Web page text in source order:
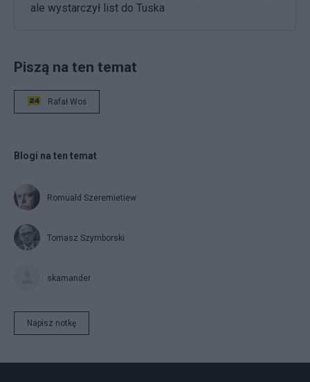
ale wystarczył list do Tuska
Piszą na ten temat
Rafał Woś
Blogi na ten temat
Romuald Szeremietiew
Tomasz Szymborski
skamander
Napisz notkę